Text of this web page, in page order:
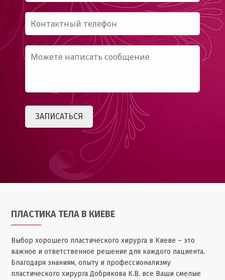
ПЛАСТИКА ТЕЛА В КИЕВЕ
Выбор хорошего пластического хирурга в Киеве – это
важное и ответственное решение для каждого пациента.
Благодаря знаниям, опыту и профессионализму
пластического хирурга Добрякова К.В. все Ваши смелые